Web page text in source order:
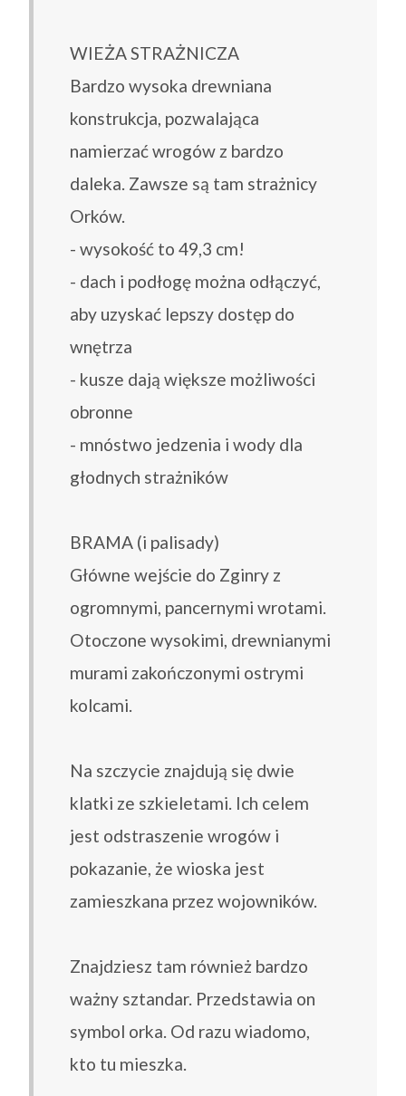
WIEŻA STRAŻNICZA
Bardzo wysoka drewniana
konstrukcja, pozwalająca
namierzać wrogów z bardzo
daleka. Zawsze są tam strażnicy
Orków.
- wysokość to 49,3 cm!
- dach i podłogę można odłączyć,
aby uzyskać lepszy dostęp do
wnętrza
- kusze dają większe możliwości
obronne
- mnóstwo jedzenia i wody dla
głodnych strażników
BRAMA (i palisady)
Główne wejście do Zginry z
ogromnymi, pancernymi wrotami.
Otoczone wysokimi, drewnianymi
murami zakończonymi ostrymi
kolcami.
Na szczycie znajdują się dwie
klatki ze szkieletami. Ich celem
jest odstraszenie wrogów i
pokazanie, że wioska jest
zamieszkana przez wojowników.
Znajdziesz tam również bardzo
ważny sztandar. Przedstawia on
symbol orka. Od razu wiadomo,
kto tu mieszka.